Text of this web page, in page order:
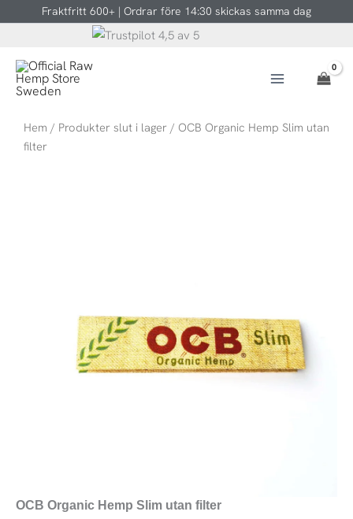
Fraktfritt 600+ | Ordrar före 14:30 skickas samma dag
Hem / Produkter slut i lager / OCB Organic Hemp Slim utan
filter
OCB Organic Hemp Slim utan filter